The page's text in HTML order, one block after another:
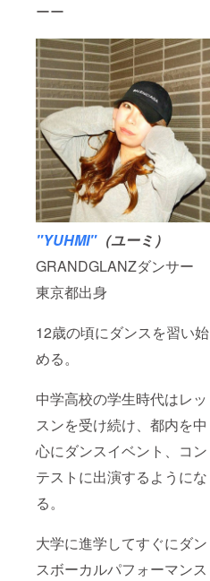
ーー
"YUHMI"（ユーミ）
GRANDGLANZダンサー
東京都出身
12歳の頃にダンスを習い始
める。
中学高校の学生時代はレッ
スンを受け続け、都内を中
心にダンスイベント、コン
テストに出演するようにな
る。
大学に進学してすぐにダン
スボーカルパフォーマンス